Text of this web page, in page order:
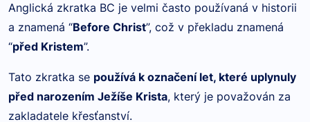
Anglická zkratka BC je velmi často používaná v historii
a znamená “Before Christ”, což v překladu znamená
“před Kristem”.
Tato zkratka se používá k označení let, které uplynuly
před narozením Ježíše Krista, který je považován za
zakladatele křesťanství.